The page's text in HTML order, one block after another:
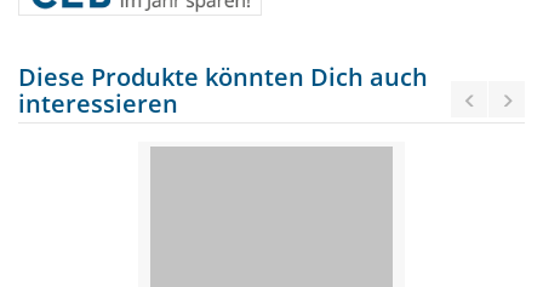
Diese Produkte könnten Dich auch
interessieren